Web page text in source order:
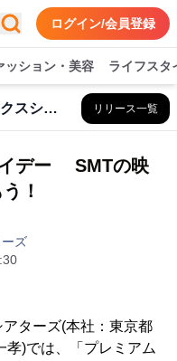
ログイン/会員登録
ッション・美容 ライフスタ
株式会社松竹マルチプレックスシアターズ リリース一覧
イデー SMTの映
！
ズ
ターズ(本社：東京都
孝)では、「プレミアム